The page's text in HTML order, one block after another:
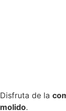
Disfruta de la
molido.